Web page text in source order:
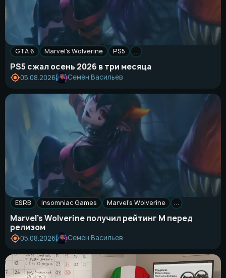
GTA 6 Marvel’s Wolverine PS5
PS5 сжал осень 2026 в три месяца
05.08.2026 Семён Васильев
ESRB Insomniac Games Marvel’s Wolverine
Marvel’s Wolverine получил рейтинг M перед
релизом
05.08.2026 Семён Васильев